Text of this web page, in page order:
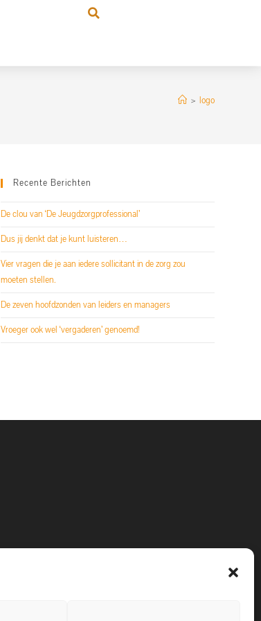
> logo
Recente Berichten
De clou van ‘De Jeugdzorgprofessional’
Dus jij denkt dat je kunt luisteren…
Vier vragen die je aan iedere sollicitant in de zorg zou
moeten stellen.
De zeven hoofdzonden van leiders en managers
Vroeger ook wel ‘vergaderen’ genoemd!